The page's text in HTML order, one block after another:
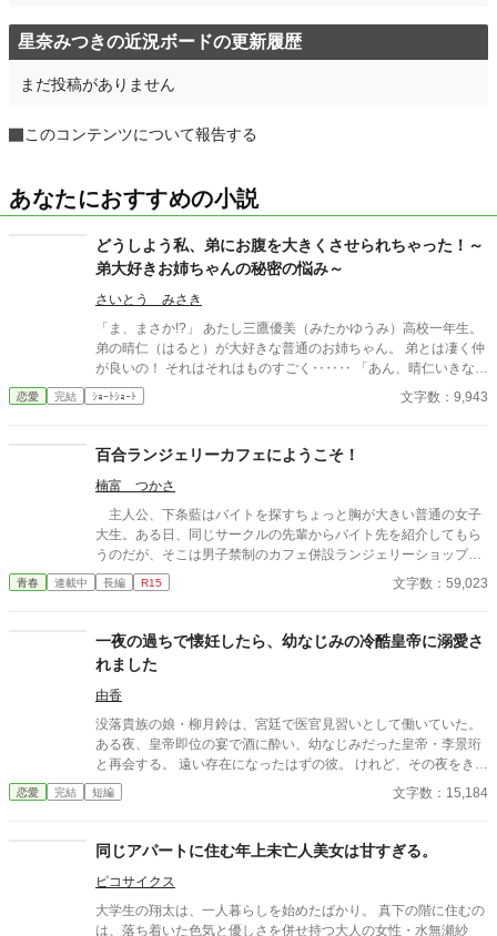
星奈みつきの近況ボードの更新履歴
まだ投稿がありません
このコンテンツについて報告する
あなたにおすすめの小説
どうしよう私、弟にお腹を大きくさせられちゃった！～
弟大好きお姉ちゃんの秘密の悩み～
さいとう みさき
「ま、まさか!?」 あたし三鷹優美（みたかゆうみ）高校一年生。
弟の晴仁（はると）が大好きな普通のお姉ちゃん。 弟とは凄く仲
が良いの！ それはそれはものすごく‥‥‥ 「あん、晴仁いきなり
そんなのお口に入らないよぉ～♡」 そんな関係のあたしたち。 で
もある日トイレであたしはアレが来そうなのになかなか来ないの
お腹が出て来てる!?」 お姉ちゃんの秘密の悩みです。
恋愛 完結 ｼｮｰﾄｼｮｰﾄ 文字数：9,943
百合ランジェリーカフェにようこそ！
楠富 つかさ
主人公、下条藍はバイトを探すちょっと胸が大きい普通の女子
大生。ある日、同じサークルの先輩からバイト先を紹介してもら
うのだが、そこは男子禁制のカフェ併設ランジェリーショップ
で！？ ちょっとハレンチなお仕事カフェライフ、始まりま
す！！ ※この物語はフィクションであり実在の人物・団体・法律
成できないのでビキニで代用しています。
青春 連載中 長編 R15 文字数：59,023
一夜の過ちで懐妊したら、幼なじみの冷酷皇帝に溺愛さ
れました
由香
没落貴族の娘・柳月鈴は、宮廷で医官見習いとして働いていた。
ある夜、皇帝即位の宴で酒に酔い、幼なじみだった皇帝・李景珩
と再会する。 遠い存在になったはずの彼。 けれど、その夜をきっ
かけに月鈴の運命は大きく動き出す。 冷酷と恐れられる皇帝が、
なぜか彼女だけには甘すぎて――。
恋愛 完結 短編 文字数：15,184
同じアパートに住む年上未亡人美女は甘すぎる。
ピコサイクス
大学生の翔太は、一人暮らしを始めたばかり。 真下の階に住むの
は、落ち着いた色気と優しさを併せ持つ大人の女性・水無瀬紗